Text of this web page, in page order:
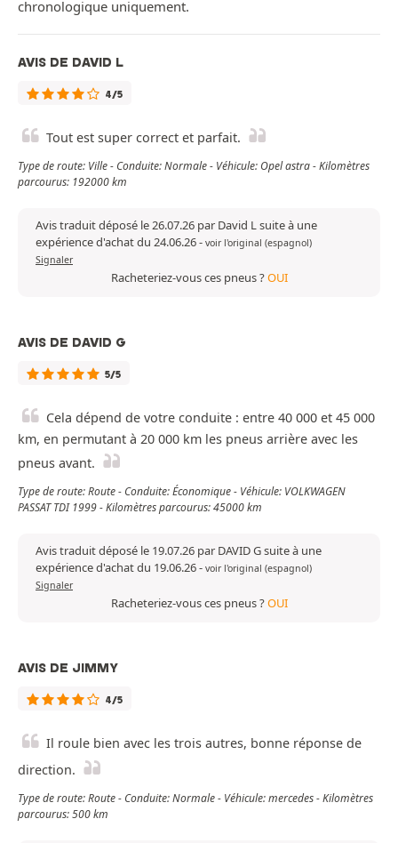
chronologique uniquement.
AVIS DE DAVID L
4/5
Tout est super correct et parfait.
Type de route: Ville - Conduite: Normale - Véhicule: Opel astra - Kilomètres
parcourus: 192000 km
Avis traduit déposé le 26.07.26 par David L suite à une
expérience d'achat du 24.06.26- voir l'original (espagnol)
Signaler
Racheteriez-vous ces pneus ?OUI
AVIS DE DAVID G
5/5
Cela dépend de votre conduite : entre 40 000 et 45 000
km, en permutant à 20 000 km les pneus arrière avec les
pneus avant.
Type de route: Route - Conduite: Économique - Véhicule: VOLKWAGEN
PASSAT TDI 1999 - Kilomètres parcourus: 45000 km
Avis traduit déposé le 19.07.26 par DAVID G suite à une
expérience d'achat du 19.06.26- voir l'original (espagnol)
Signaler
Racheteriez-vous ces pneus ?OUI
AVIS DE JIMMY
4/5
Il roule bien avec les trois autres, bonne réponse de
direction.
Type de route: Route - Conduite: Normale - Véhicule: mercedes - Kilomètres
parcourus: 500 km